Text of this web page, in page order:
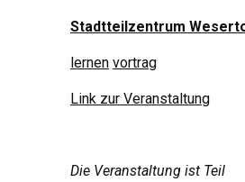
Stadtteilzentrum
lernen vortrag
Link zur Veranstaltung
Die Veranstaltung ist Teil